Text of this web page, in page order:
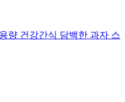
량 건강간식 담백한 과자 스